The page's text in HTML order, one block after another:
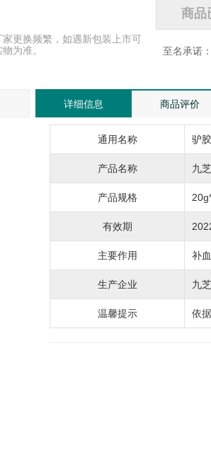
更换频繁，如遇新包装上市可
为准。
至名承诺
详细信息 商品评价
通用名称 驴
产品名称 九
产品规格
有效期
主要作用 补血
生产企业 九
温馨提示 依